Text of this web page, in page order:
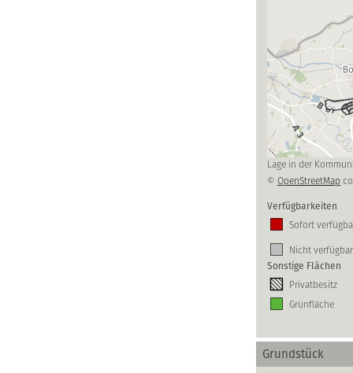
Lage in der
© OpenStreetMap
Verfügbarkeiten
Sofort
Nicht
Sonstige Flächen
Privatbesitz
Grünfläche
Grundstück